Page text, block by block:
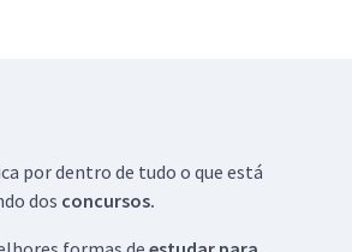
por dentro de tudo o que está
dos concursos.